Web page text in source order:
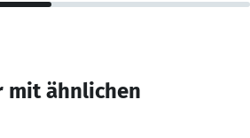
mit ähnlichen